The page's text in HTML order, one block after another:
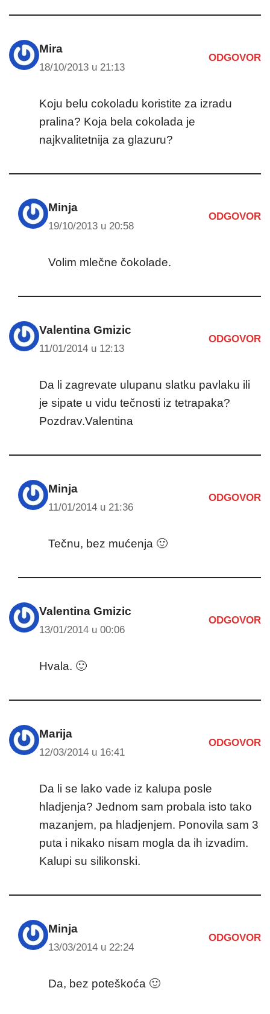
Mira
18/10/2013 u 21:13
ODGOVOR
Koju belu cokoladu koristite za izradu
pralina? Koja bela cokolada je
najkvalitetnija za glazuru?
Minja
19/10/2013 u 20:58
ODGOVOR
Volim mlečne čokolade.
Valentina Gmizic
11/01/2014 u 12:13
ODGOVOR
Da li zagrevate ulupanu slatku pavlaku ili
je sipate u vidu tečnosti iz tetrapaka?
Pozdrav.Valentina
Minja
11/01/2014 u 21:36
ODGOVOR
Tečnu, bez mućenja 🙂
Valentina Gmizic
13/01/2014 u 00:06
ODGOVOR
Hvala. 🙂
Marija
12/03/2014 u 16:41
ODGOVOR
Da li se lako vade iz kalupa posle
hladjenja? Jednom sam probala isto tako
mazanjem, pa hladjenjem. Ponovila sam 3
puta i nikako nisam mogla da ih izvadim.
Kalupi su silikonski.
Minja
13/03/2014 u 22:24
ODGOVOR
Da, bez poteškoća 🙂